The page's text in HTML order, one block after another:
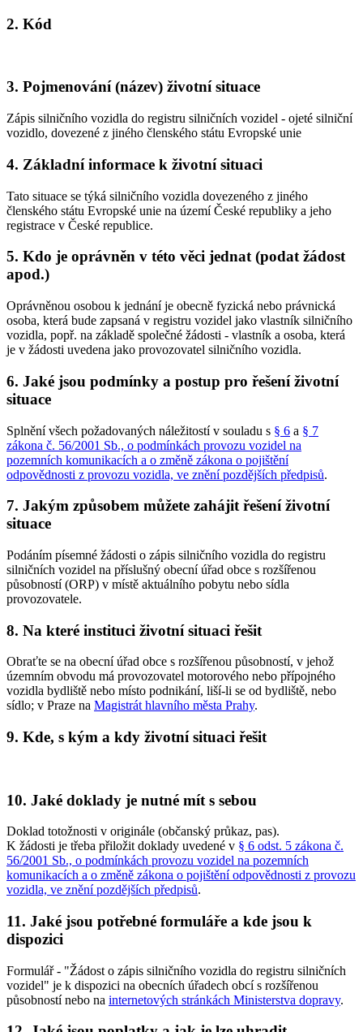
2. Kód
3. Pojmenování (název) životní situace
Zápis silničního vozidla do registru silničních vozidel - ojeté silniční
vozidlo, dovezené z jiného členského státu Evropské unie
4. Základní informace k životní situaci
Tato situace se týká silničního vozidla dovezeného z jiného
členského státu Evropské unie na území České republiky a jeho
registrace v České republice.
5. Kdo je oprávněn v této věci jednat (podat žádost
apod.)
Oprávněnou osobou k jednání je obecně fyzická nebo právnická
osoba, která bude zapsaná v registru vozidel jako vlastník silničního
vozidla, popř. na základě společné žádosti - vlastník a osoba, která
je v žádosti uvedena jako provozovatel silničního vozidla.
6. Jaké jsou podmínky a postup pro řešení životní
situace
Splnění všech požadovaných náležitostí v souladu s § 6 a § 7
zákona č. 56/2001 Sb., o podmínkách provozu vozidel na
pozemních komunikacích a o změně zákona o pojištění
odpovědnosti z provozu vozidla, ve znění pozdějších předpisů.
7. Jakým způsobem můžete zahájit řešení životní
situace
Podáním písemné žádosti o zápis silničního vozidla do registru
silničních vozidel na příslušný obecní úřad obce s rozšířenou
působností (ORP) v místě aktuálního pobytu nebo sídla
provozovatele.
8. Na které instituci životní situaci řešit
Obraťte se na obecní úřad obce s rozšířenou působností, v jehož
územním obvodu má provozovatel motorového nebo přípojného
vozidla bydliště nebo místo podnikání, liší-li se od bydliště, nebo
sídlo; v Praze na Magistrát hlavního města Prahy.
9. Kde, s kým a kdy životní situaci řešit
10. Jaké doklady je nutné mít s sebou
Doklad totožnosti v originále (občanský průkaz, pas).
K žádosti je třeba přiložit doklady uvedené v § 6 odst. 5 zákona č.
56/2001 Sb., o podmínkách provozu vozidel na pozemních
komunikacích a o změně zákona o pojištění odpovědnosti z provozu
vozidla, ve znění pozdějších předpisů.
11. Jaké jsou potřebné formuláře a kde jsou k
dispozici
Formulář - "Žádost o zápis silničního vozidla do registru silničních
vozidel" je k dispozici na obecních úřadech obcí s rozšířenou
působností nebo na internetových stránkách Ministerstva dopravy.